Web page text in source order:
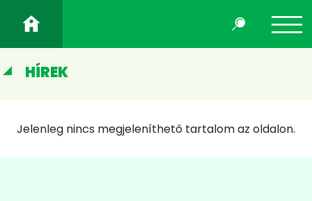
HÍREK
Jelenleg nincs megjeleníthető tartalom az oldalon.